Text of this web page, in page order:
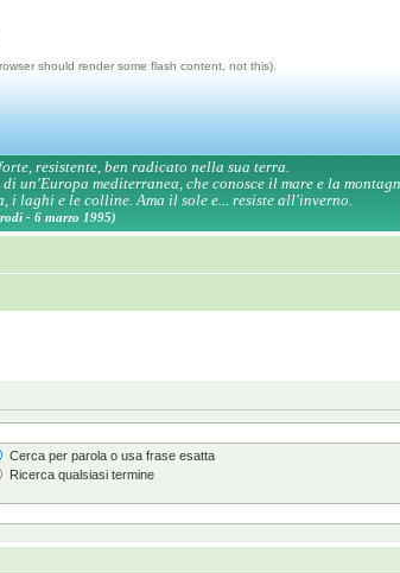
should render some flash content, not this).
resistente, ben radicato nella sua terra.
un'Europa mediterranea, che conosce il mare e la
i laghi e le colline. Ama il sole e... resiste all'inverno.
- 6 marzo 1995)
Cerca per parola o usa frase esatta
Ricerca qualsiasi termine